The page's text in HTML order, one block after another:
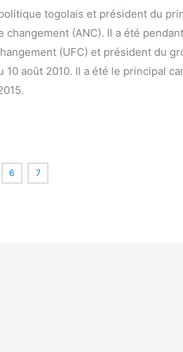
togolais et président du
changement (ANC). Il a été
(UFC) et président du
10 août 2010. Il a été le principal
6 7